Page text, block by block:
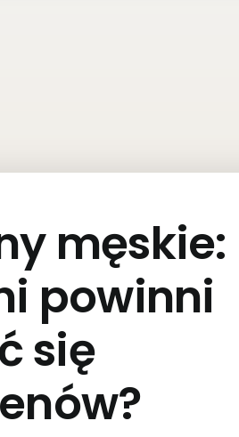
męskie:
powinni
się